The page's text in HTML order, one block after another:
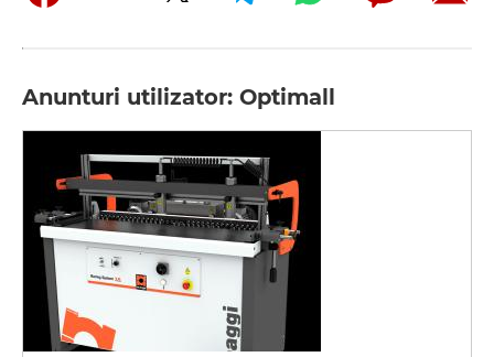
Anunturi utilizator: Optimall